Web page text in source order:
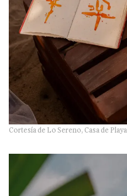
Cortesía de Lo Sereno, Casa de Playa